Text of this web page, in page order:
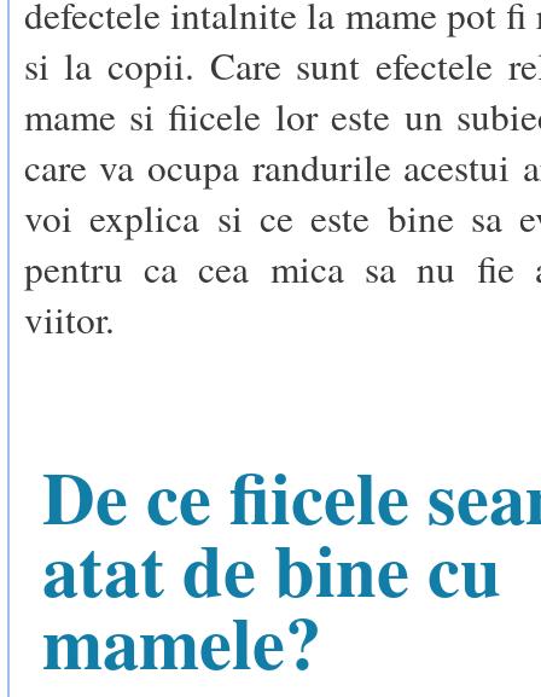
defectele intalnite la mame pot fi
si la copii. Care sunt efectele
mame si fiicele lor este un
care va ocupa randurile acestui
voi explica si ce este bine sa
pentru ca cea mica sa nu fie
viitor.
De ce fiicele
atat de bine cu
mamele?